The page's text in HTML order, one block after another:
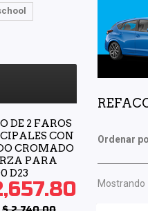
DE 2 FAROS
CON
CROMADO
PARA
D23
Ordenar
Mostrando